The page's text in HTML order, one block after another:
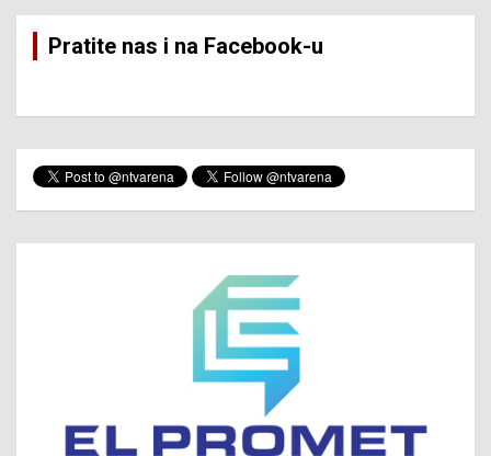
Pratite nas i na Facebook-u